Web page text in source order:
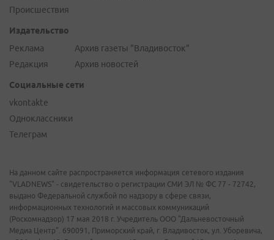
Происшествия
Издательство
Реклама
Редакция
Архив газеты "Владивосток"
Архив новостей
Социальные сети
vkontakte
Одноклассники
Телеграм
На данном сайте распространяется информация сетевого издания
"VLADNEWS" - свидетельство о регистрации СМИ ЭЛ № ФС 77 - 72742,
выдано Федеральной службой по надзору в сфере связи,
информационных технологий и массовых коммуникаций
(Роскомнадзор) 17 мая 2018 г. Учредитель ООО "Дальневосточный
Медиа Центр". 690091, Приморский край, г. Владивосток, ул. Уборевича,